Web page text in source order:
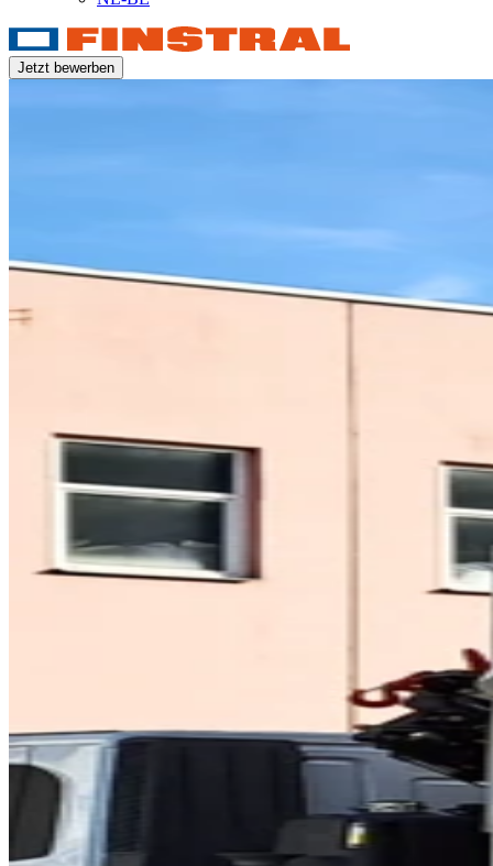
Jetzt bewerben